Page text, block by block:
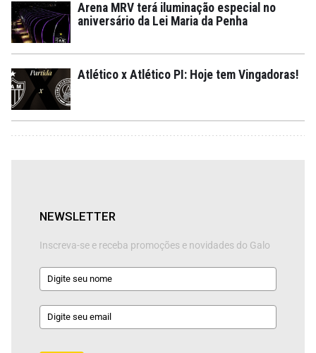
Arena MRV terá iluminação especial no
aniversário da Lei Maria da Penha
Atlético x Atlético PI: Hoje tem Vingadoras!
NEWSLETTER
Inscreva-se e receba promoções e novidades do Galo